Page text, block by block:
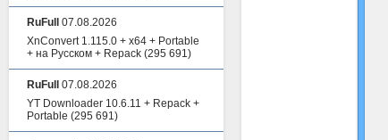
RuFull
07.08.2026
XnConvert 1.115.0 + x64 + Portable
+ на Русском + Repack (295 691)
RuFull
07.08.2026
YT Downloader 10.6.11 + Repack +
Portable (295 691)